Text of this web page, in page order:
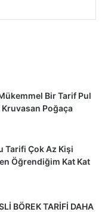
Bir Tarif Pul
Kruvasan Poğaça
Tarifi Çok Az Kişi
Öğrendiğim Kat Kat
BÖREK TARİFİ DAHA